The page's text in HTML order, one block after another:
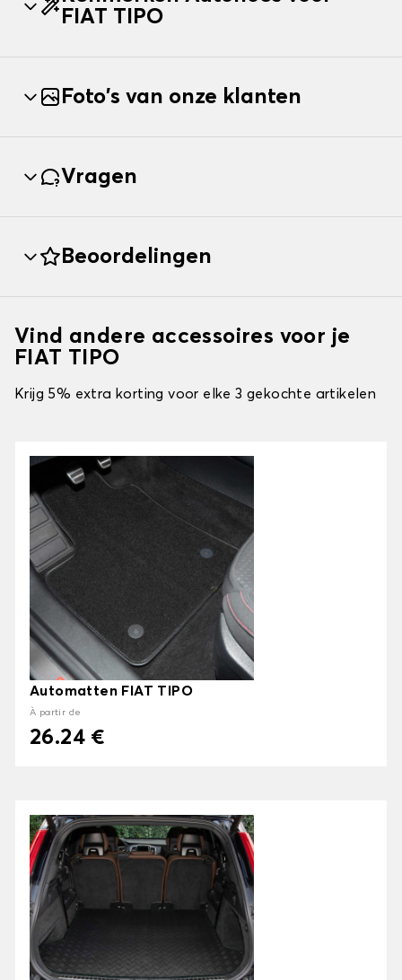
FIAT TIPO
Foto's van onze klanten
Vragen
Beoordelingen
Vind andere accessoires voor je
FIAT TIPO
Krijg 5% extra korting voor elke 3 gekochte artikelen
Automatten FIAT TIPO
À partir de
26.24 €